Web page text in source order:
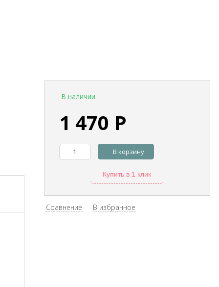
В наличии
1 470 Р
В корзину
Купить в 1 клик
Сравнение В избранное